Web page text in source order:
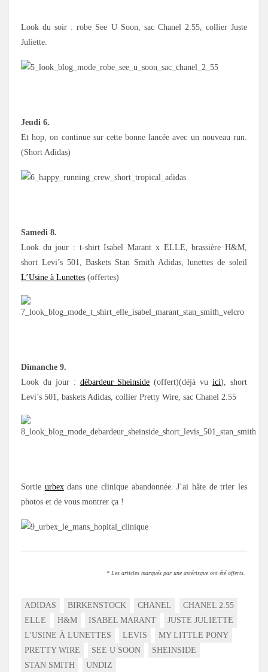
Look du soir : robe See U Soon, sac Chanel 2.55, collier Juste
Juliette.
Jeudi 6.
Et hop, on continue sur cette bonne lancée avec un nouveau run.
(Short Adidas)
Samedi 8.
Look du jour : t-shirt Isabel Marant x ELLE, brassière H&M,
short Levi’s 501, Baskets Stan Smith Adidas, lunettes de soleil
L’Usine à Lunettes (offertes)
Dimanche 9.
Look du jour : débardeur Sheinside (offert)(déjà vuici), short
Levi’s 501, baskets Adidas, collier Pretty Wire, sac Chanel 2.55
Sortie urbexdans une clinique abandonnée. J’ai hâte de trier les
photos et de vous montrer ça !
* Les articles marqués par une astérisque ont été offerts.
ADIDAS BIRKENSTOCK CHANEL
CHANEL 2.55
ELLE
H&M ISABEL MARANT
JUSTE JULIETTE
L'USINE À LUNETTES
LEVIS
MY LITTLE PONY
PRETTY WIRE
SEE U SOON
SHEINSIDE
STAN SMITH
UNDIZ